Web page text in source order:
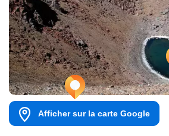
Afficher sur la carte Google